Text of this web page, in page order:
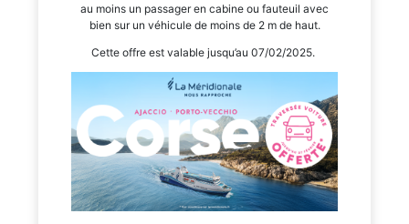
au moins un passager en cabine ou fauteuil avec
bien sur un véhicule de moins de 2 m de haut.
Cette offre est valable jusqu’au 07/02/2025.